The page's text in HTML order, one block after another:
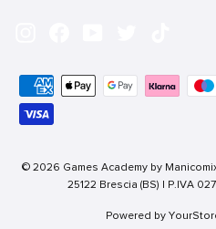
© 2026 Games Academy by
25122 Brescia (BS) | P.IVA
Powered by